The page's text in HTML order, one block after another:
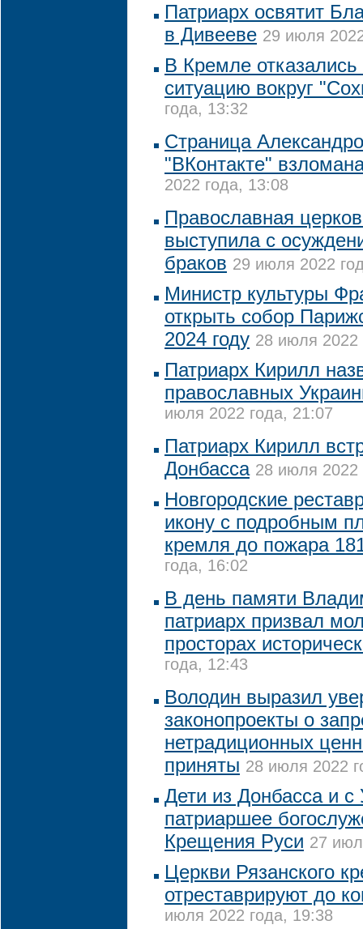
Патриарх освятит
в Дивееве 29 июля
В Кремле
ситуацию вокруг
года, 13:32
Страница
"ВКонтакте"
2022 года, 13:08
Православная
выступила с
браков 29 июля 2022
Министр культуры
открыть собор
2024 году 28 июля 2022
Патриарх Кирилл
православных
июля 2022 года, 21:07
Патриарх Кирилл
Донбасса 28 июля 2022
Новгородские
икону с подробным
кремля до пожара
года, 16:02
В день памяти
патриарх призвал
просторах
года, 12:43
Володин выразил
законопроекты о
нетрадиционных
приняты 28 июля 2022
Дети из Донбасса и с
патриаршее
Крещения Руси 27
Церкви Рязанского
отреставрируют до
июля 2022 года, 19:38